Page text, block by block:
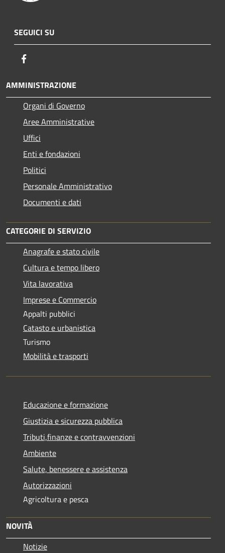
SEGUICI SU
AMMINISTRAZIONE
Organi di Governo
Aree Amministrative
Uffici
Enti e fondazioni
Politici
Personale Amministrativo
Documenti e dati
CATEGORIE DI SERVIZIO
Anagrafe e stato civile
Cultura e tempo libero
Vita lavorativa
Imprese e Commercio
Appalti pubblici
Catasto e urbanistica
Turismo
Mobilità e trasporti
Educazione e formazione
Giustizia e sicurezza pubblica
Tributi,finanze e contravvenzioni
Ambiente
Salute, benessere e assistenza
Autorizzazioni
Agricoltura e pesca
NOVITÀ
Notizie